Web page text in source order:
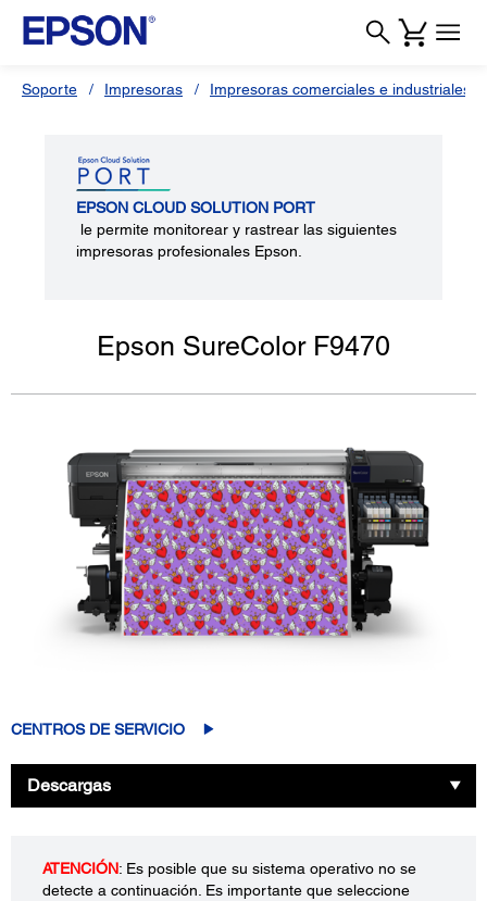
Soporte Impresoras Impresoras comerciales e industriales
EPSON CLOUD SOLUTION PORT
le permite monitorear y rastrear las siguientes
impresoras profesionales Epson.
Epson SureColor F9470
CENTROS DE SERVICIO
Descargas
ATENCIÓN: Es posible que su sistema operativo no se
detecte a continuación. Es importante que seleccione